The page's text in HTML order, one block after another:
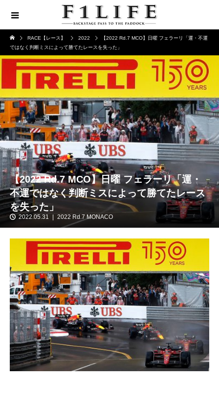
RACE【レース】 2022
【2022 Rd.7 MCO】日曜 フェラーリ「運・不運
ではなく判断ミスによって勝てたレースを失った」
【2022 Rd.7 MCO】日曜 フェラーリ「運・
不運ではなく判断ミスによって勝てたレース
を失った」
2022.05.31 2022 Rd.7 MONACO